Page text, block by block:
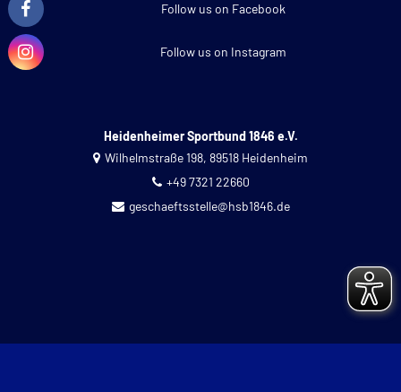
Follow us on Facebook
Follow us on Instagram
Heidenheimer Sportbund 1846 e.V.
Wilhelmstraße 198, 89518 Heidenheim
+49 7321 22660
geschaeftsstelle@hsb1846.de